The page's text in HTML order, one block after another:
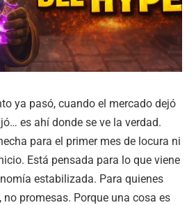
ya pasó, cuando el mercado dejó
es ahí donde se ve la verdad.
para el primer mes de locura ni
Está pensada para lo que viene
estabilizada. Para quienes
promesas. Porque una cosa es